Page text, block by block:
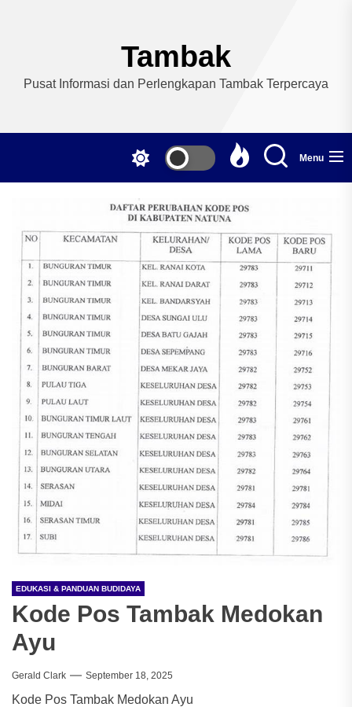
Tambak
Pusat Informasi dan Perlengkapan Tambak Terpercaya
Menu
EDUKASI & PANDUAN BUDIDAYA
Kode Pos Tambak Medokan
Ayu
Gerald Clark September 18, 2025
Kode Pos Tambak Medokan Ayu